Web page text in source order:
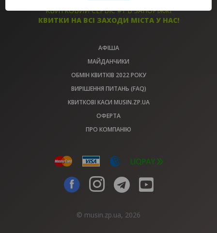
КВИТКОВИЙ СЕРВІС #1 В ЗАПОРІЖЖІ
КВИТКИ НА ВСІ ЗАХОДИ МІСТА У НАС!
АФІША
МАЙДАНЧИКИ
ОБМІН КВИТКІВ 2022 РОКУ
ВИРІШЕННЯ ПИТАНЬ (FAQ)
КВИТКОВІ КАСИ MUSIN.ZP.UA
ОФЕРТА
ПРО КОМПАНІЮ
© musin.zp.ua, 2026